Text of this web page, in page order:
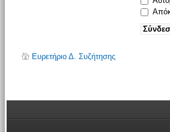
Ευρετήριο Δ. Συζήτησης